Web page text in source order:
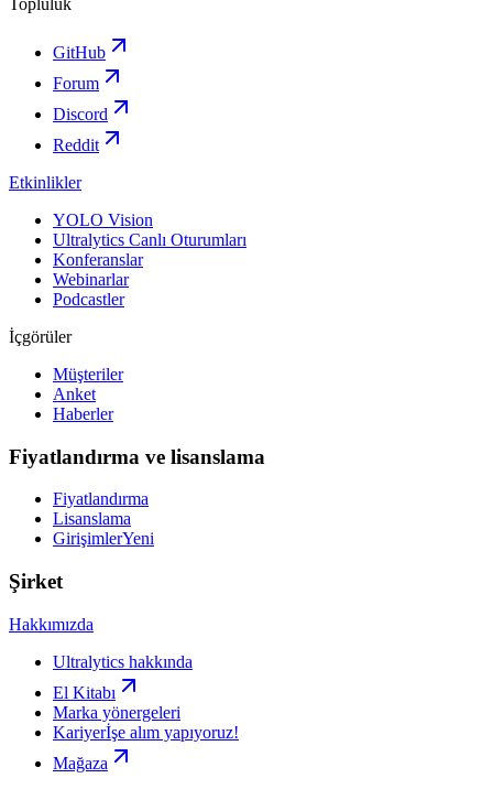
GitHub
Forum
Discord
Reddit
Etkinlikler
YOLO Vision
Ultralytics Canlı Oturumları
Konferanslar
Webinarlar
Podcastler
İçgörüler
Müşteriler
Anket
Haberler
Fiyatlandırma ve lisanslama
Fiyatlandırma
Lisanslama
GirişimlerYeni
Şirket
Hakkımızda
Ultralytics hakkında
El Kitabı
Marka yönergeleri
Kariyerİşe alım yapıyoruz!
Mağaza